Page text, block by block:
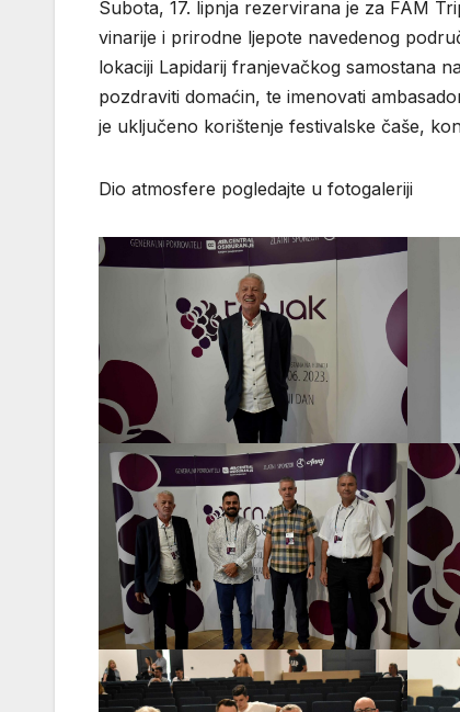
Subota, 17. lipnja rezervirana je za FAM
vinarije i prirodne ljepote navedenog
lokaciji Lapidarij franjevačkog samostana
pozdraviti domaćin, te imenovati
je uključeno korištenje festivalske čaše,
Dio atmosfere pogledajte u fotogaleriji